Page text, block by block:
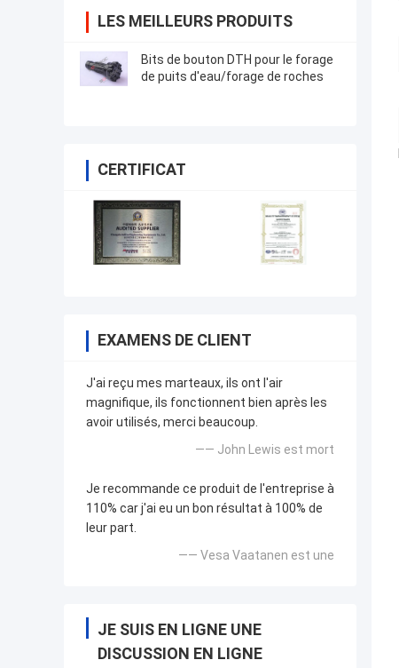
LES MEILLEURS PRODUITS
Bits de bouton DTH pour le forage
de puits d'eau/forage de roches
CERTIFICAT
EXAMENS DE CLIENT
J'ai reçu mes marteaux, ils ont l'air
magnifique, ils fonctionnent bien après les
avoir utilisés, merci beaucoup.
—— John Lewis est mort
Je recommande ce produit de l'entreprise à
110% car j'ai eu un bon résultat à 100% de
leur part.
—— Vesa Vaatanen est une
JE SUIS EN LIGNE UNE
DISCUSSION EN LIGNE